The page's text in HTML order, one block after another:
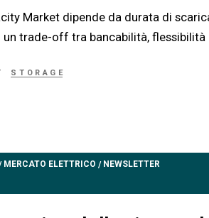
Market dipende da durata di
un trade-off tra bancabilità,
STORAGE
MERCATO ELETTRICO / NEWSLETTER